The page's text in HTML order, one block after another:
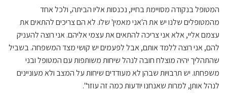
המטופל בנקודה מסויימת בחייו, נכנסות אליו הביתה, ולכל אחד
מהמטופלים שלנו יש את ה'אני מאמין' שלו. לא הם צריכים להתאים את
עצמם אליי, אלא אני צריכה להתאים את עצמי אליהם. אני רוצה להעניק
להם, אני רוצה ללמד אותם, אבל לפעמים יש קושי מצד המשפחה. בשביל
שהתהליך יהיה מוצלח חובה לנהל שיחות משותפות עם המטופל ובני
משפחתו. יש תרבויות שבהן לא מעודדים שיחות על המצב ולא מעוניינים
לנהל אותן, למרות שאנחנו יודעות כמה זה עוזר".